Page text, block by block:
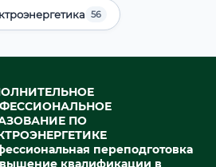
56
ПО
переподготовка
квалификации в